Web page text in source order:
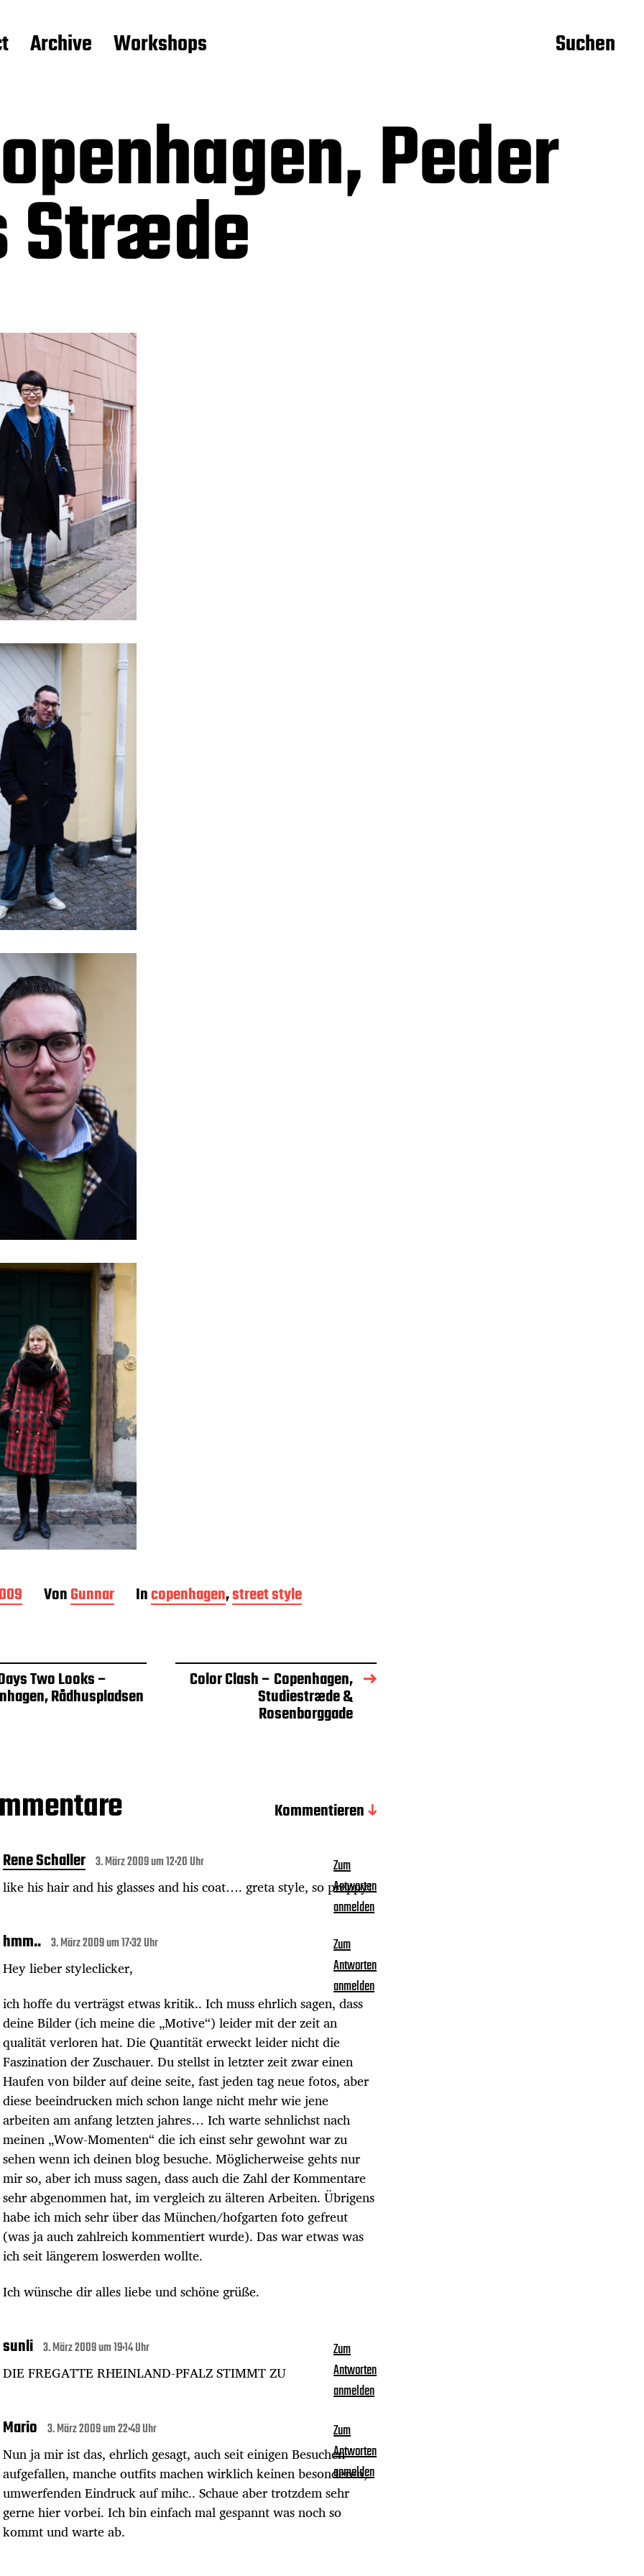
Archive Workshops Suchen
Peder
Stræde
VonGunnar Incopenhagen,street style
Two Looks –
Rådhuspladsen
Color Clash – Copenhagen,
Studiestræde &
Rosenborggade
Kommentieren
Rene Schaller 3. März 2009 um 12:20 Uhr
like his hair and his glasses and his coat…. greta style, so preppy!
Zum
Antworten
anmelden
hmm.. 3. März 2009 um 17:32 Uhr
Hey lieber styleclicker,
ich hoffe du verträgst etwas kritik.. Ich muss ehrlich sagen, dass
deine Bilder (ich meine die „Motive“) leider mit der zeit an
qualität verloren hat. Die Quantität erweckt leider nicht die
Faszination der Zuschauer. Du stellst in letzter zeit zwar einen
Haufen von bilder auf deine seite, fast jeden tag neue fotos, aber
diese beeindrucken mich schon lange nicht mehr wie jene
arbeiten am anfang letzten jahres… Ich warte sehnlichst nach
meinen „Wow-Momenten“ die ich einst sehr gewohnt war zu
sehen wenn ich deinen blog besuche. Möglicherweise gehts nur
mir so, aber ich muss sagen, dass auch die Zahl der Kommentare
sehr abgenommen hat, im vergleich zu älteren Arbeiten. Übrigens
habe ich mich sehr über das München/hofgarten foto gefreut
(was ja auch zahlreich kommentiert wurde). Das war etwas was
ich seit längerem loswerden wollte.
Ich wünsche dir alles liebe und schöne grüße.
Zum
Antworten
anmelden
sunli 3. März 2009 um 19:14 Uhr
DIE FREGATTE RHEINLAND-PFALZ STIMMT ZU
Zum
Antworten
anmelden
Mario 3. März 2009 um 22:49 Uhr
Nun ja mir ist das, ehrlich gesagt, auch seit einigen Besuchen
aufgefallen, manche outfits machen wirklich keinen besonderen,
umwerfenden Eindruck auf mihc.. Schaue aber trotzdem sehr
gerne hier vorbei. Ich bin einfach mal gespannt was noch so
kommt und warte ab.
Zum
Antworten
anmelden